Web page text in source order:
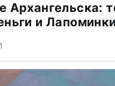
Архангельска:
и Лапоминки
1